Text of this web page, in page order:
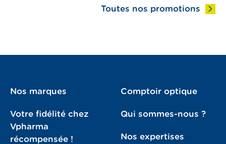
Toutes nos promotions
Nos marques
Votre fidélité chez
Vpharma
récompensée !
Comptoir optique
Qui sommes-nous ?
Nos expertises